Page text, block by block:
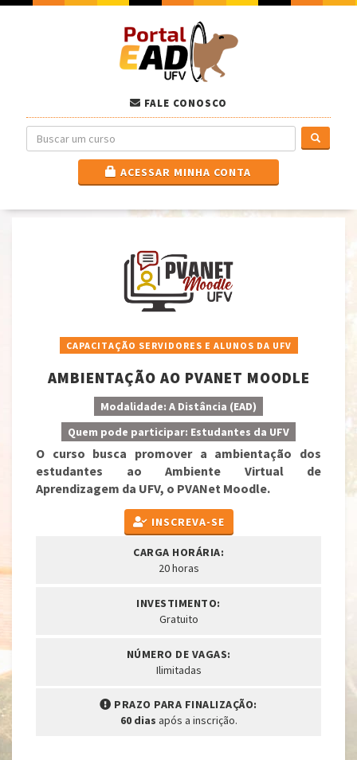
FALE CONOSCO
ACESSAR MINHA CONTA
CAPACITAÇÃO SERVIDORES E ALUNOS DA UFV
AMBIENTAÇÃO AO PVANET MOODLE
Modalidade: A Distância (EAD)
Quem pode participar: Estudantes da UFV
O curso busca promover a ambientação dos
estudantes ao Ambiente Virtual de
Aprendizagem da UFV, o PVANet Moodle.
INSCREVA-SE
CARGA HORÁRIA:
20 horas
INVESTIMENTO:
Gratuito
NÚMERO DE VAGAS:
Ilimitadas
PRAZO PARA FINALIZAÇÃO:
60 dias após a inscrição.